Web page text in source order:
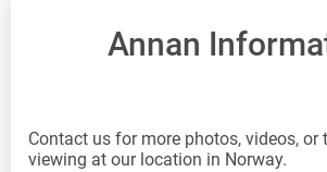
Annan
Contact us for more photos, videos, or
viewing at our location in Norway.